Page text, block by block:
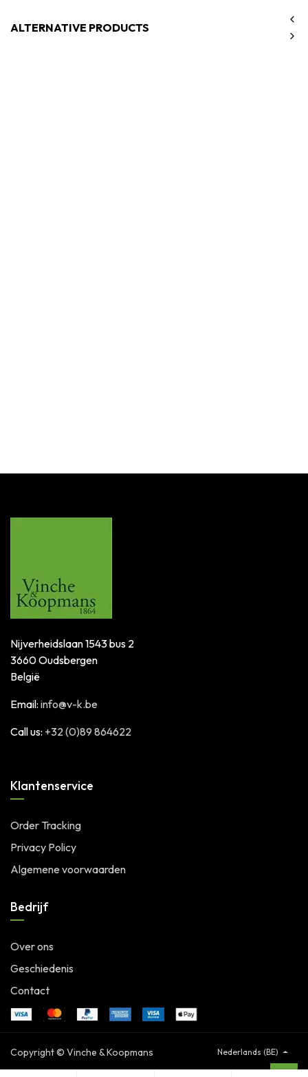
ALTERNATIVE PRODUCTS
Nijverheidslaan 1543 bus 2
3660 Oudsbergen
België
Email: info@v-k.be
Call us: +32 (0)89 864622
Klantenservice
Order Tracking
Privacy Policy
Algemene voorwaarden
Bedrijf
Over ons
Geschiedenis
Contact
Copyright © Vinche & Koopmans Nederlands (BE)